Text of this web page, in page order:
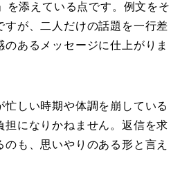
を添えている点です。例文をそ
すが、二人だけの話題を一行差
のあるメッセージに仕上がりま
忙しい時期や体調を崩している
担になりかねません。返信を求
も、思いやりのある形と言え